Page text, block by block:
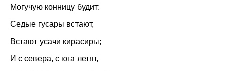
Могучую конницу будит:
Седые гусары встают,
Встают усачи кирасиры;
И с севера, с юга летят,